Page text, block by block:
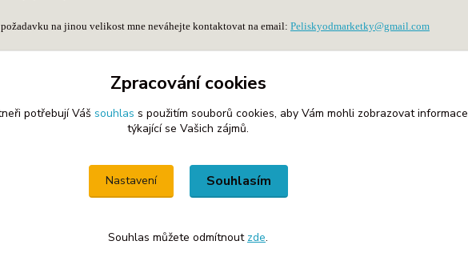
na jinou velikost mne neváhejte kontaktovat na email: Peliskyodmarketky@gmail.com
zařazeno v kategoriích
Zpracování cookies
potřebují Váš souhlas s použitím souborů cookies, aby Vám mohli zobrazovat informace
týkající se Vašich zájmů.
Nastavení Souhlasím
Souhlas můžete odmítnout zde.